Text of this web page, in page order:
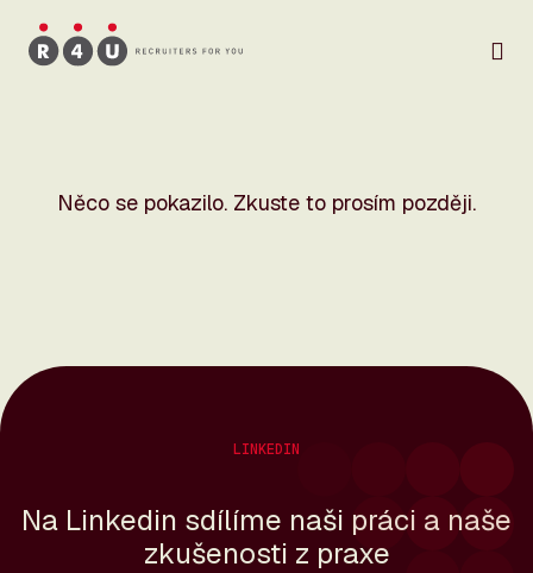
Něco se pokazilo. Zkuste to prosím později.
LINKEDIN
Na Linkedin sdílíme naši práci a naše
zkušenosti z praxe